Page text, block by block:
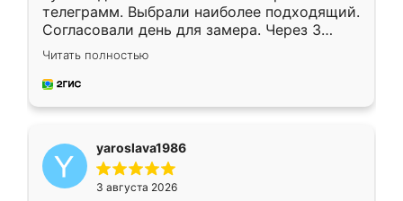
телеграмм. Выбрали наиболее подходящий.
Согласовали день для замера. Через 3
недели кухня была уже готова. Остались
довольны работой. Спасибо Ренессанс
мебель за качественную работу!
Читать полностью
yaroslava1986
3 августа 2026